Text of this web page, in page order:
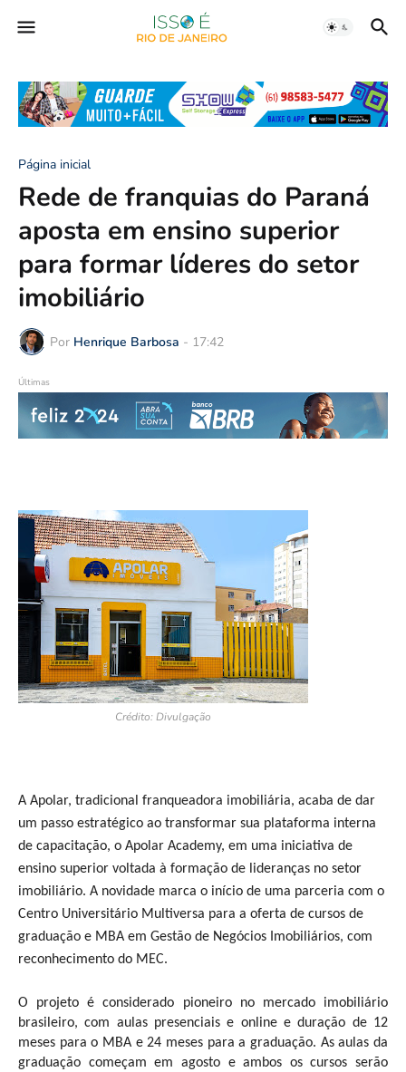
Página inicial
Rede de franquias do Paraná
aposta em ensino superior
para formar líderes do setor
imobiliário
Por Henrique Barbosa - 17:42
Últimas
Crédito: Divulgação
A Apolar, tradicional franqueadora imobiliária, acaba de dar
um passo estratégico ao transformar sua plataforma interna
de capacitação, o Apolar Academy, em uma iniciativa de
ensino superior voltada à formação de lideranças no setor
imobiliário. A novidade marca o início de uma parceria com o
Centro Universitário Multiversa para a oferta de cursos de
graduação e MBA em Gestão de Negócios Imobiliários, com
reconhecimento do MEC.
O projeto é considerado pioneiro no mercado imobiliário
brasileiro, com aulas presenciais e online e duração de 12
meses para o MBA e 24 meses para a graduação. As aulas da
graduação começam em agosto e ambos os cursos serão